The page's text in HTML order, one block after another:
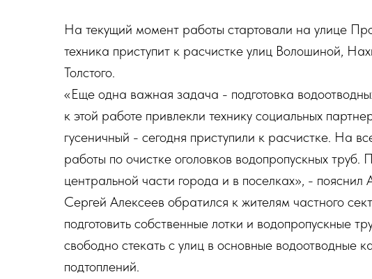
На текущий момент работы стартовали на улице
техника приступит к расчистке улиц Волошиной,
Толстого.
«Еще одна важная задача - подготовка
к этой работе привлекли технику социальных
гусеничный - сегодня приступили к расчистке. На
работы по очистке оголовков водопропускных труб.
центральной части города и в поселках», - пояснил
Сергей Алексеев обратился к жителям частного
подготовить собственные лотки и водопропускные
свободно стекать с улиц в основные водоотводные
подтоплений.